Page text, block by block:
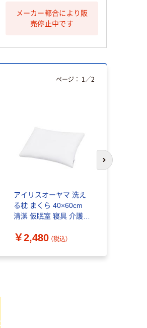
メーカー都合により販
売停止中です
アイリスオーヤマ 洗え
る枕 まくら 40×60cm
清潔 仮眠室 寝具 介護
ウォッシャブルまくら
￥2,480 （税込）
ページ： 1 ／2
次のスライド